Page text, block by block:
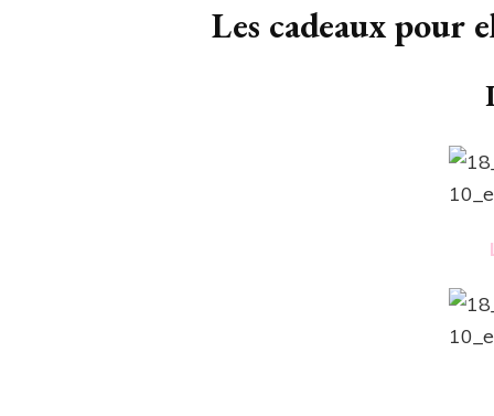
Les cadeaux pour